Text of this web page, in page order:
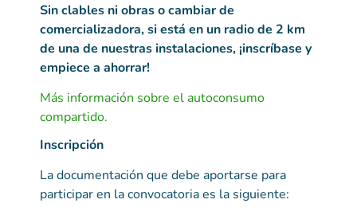
Sin clables ni obras o cambiar de
comercializadora, si está en un radio de 2 km
de una de nuestras instalaciones, ¡inscríbase y
empiece a ahorrar!
Más información sobre el autoconsumo
compartido.
Inscripción
La documentación que debe aportarse para
participar en la convocatoria es la siguiente: